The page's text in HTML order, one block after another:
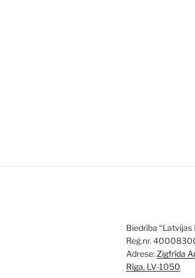
Biedrība
Reģ.nr.
Adrese: Zigfrīda
Rīga, LV-1050